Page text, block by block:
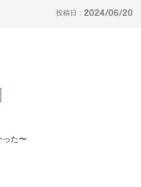
投稿日： 2024/06/20
た〜